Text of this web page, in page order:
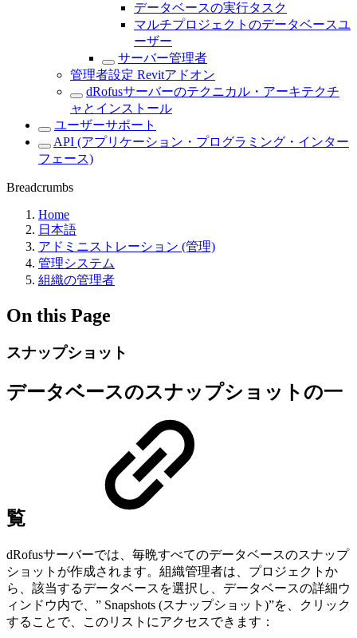
データベースの実行タスク
マルチプロジェクトのデータベースユ
ーザー
サーバー管理者
管理者設定 Revitアドオン
dRofusサーバーのテクニカル・アーキテクチ
ャとインストール
ユーザーサポート
API (アプリケーション・プログラミング・インター
フェース)
Breadcrumbs
Home
日本語
アドミニストレーション (管理)
管理システム
組織の管理者
On this Page
スナップショット
データベースのスナップショットの一
覧
dRofusサーバーでは、毎晩すべてのデータベースのスナップ
ショットが作成されます。組織管理者は、プロジェクトか
ら、該当するデータベースを選択し、データベースの詳細ウ
ィンドウ内で、” Snapshots (スナップショット)”を、クリック
することで、このリストにアクセスできます：